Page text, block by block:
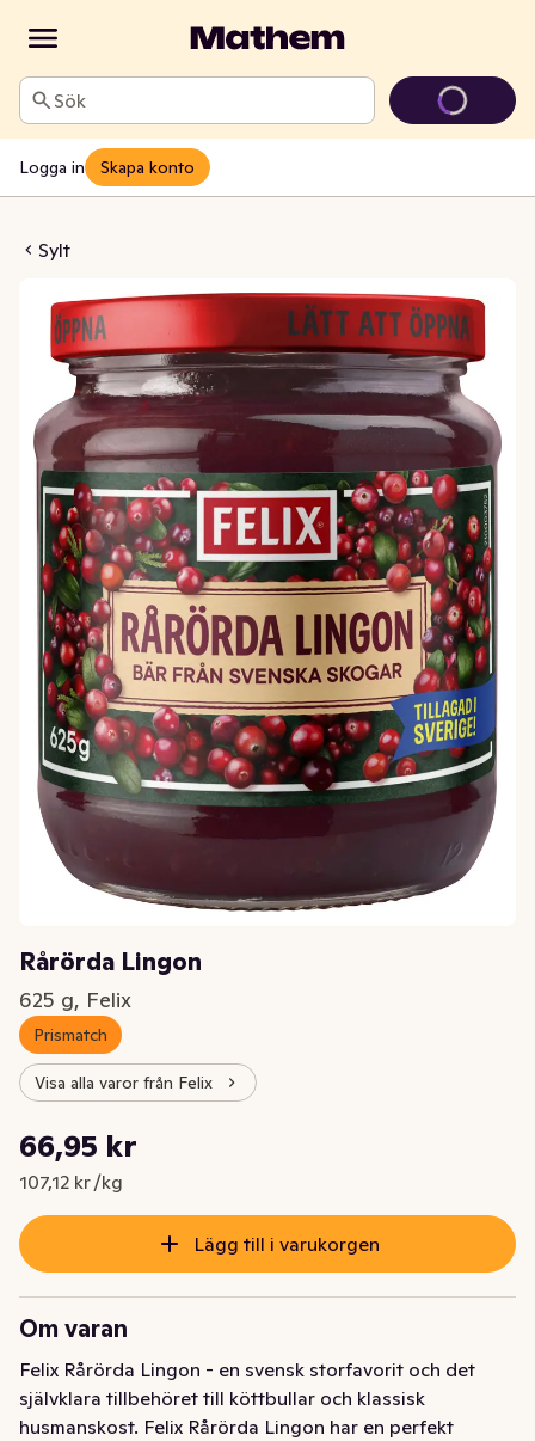
Sök
Logga in Skapa konto
Sylt
Lingon
Rårörda Lingon
625 g, Felix
Prismatch
Visa alla varor från Felix
Nuvarande pris är: 66,95 kr
66,95 kr
107,12 kr /kg
Styckpris: 107,12 kr /kg
Lägg till i varukorgen
Om varan
Felix Rårörda Lingon - en svensk storfavorit och det
självklara tillbehöret till köttbullar och klassisk
husmanskost. Felix Rårörda Lingon har en perfekt